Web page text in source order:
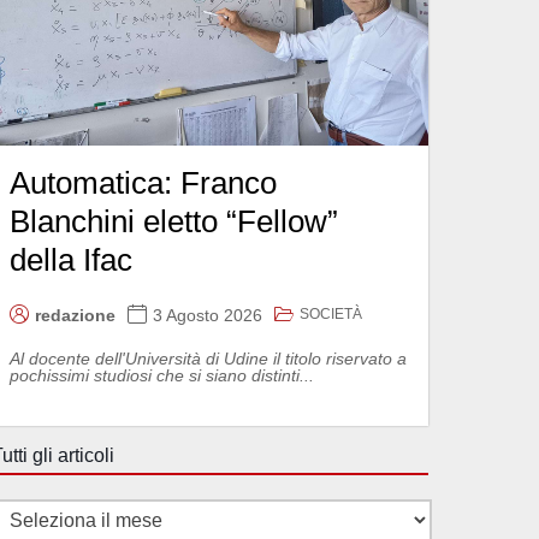
Automatica: Franco
Blanchini eletto “Fellow”
della Ifac
redazione 3 Agosto 2026 SOCIETÀ
Al docente dell'Università di Udine il titolo riservato a
pochissimi studiosi che si siano distinti...
gli articoli